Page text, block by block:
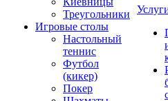
Треугольники
Игровые столы
Настольный
теннис
Футбол
(кикер)
Покер